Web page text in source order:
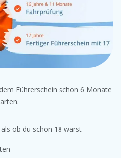
Führerschein schon 6 Monate
ob du schon 18 wärst